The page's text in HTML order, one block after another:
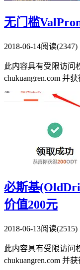
无门槛
2018-06-14阅读(2347)
此内容具有受限访问
chukuangren.com 并
必斯基
价值200元
2018-06-13阅读(2515)
此内容具有受限访问
chukuangren.com 并